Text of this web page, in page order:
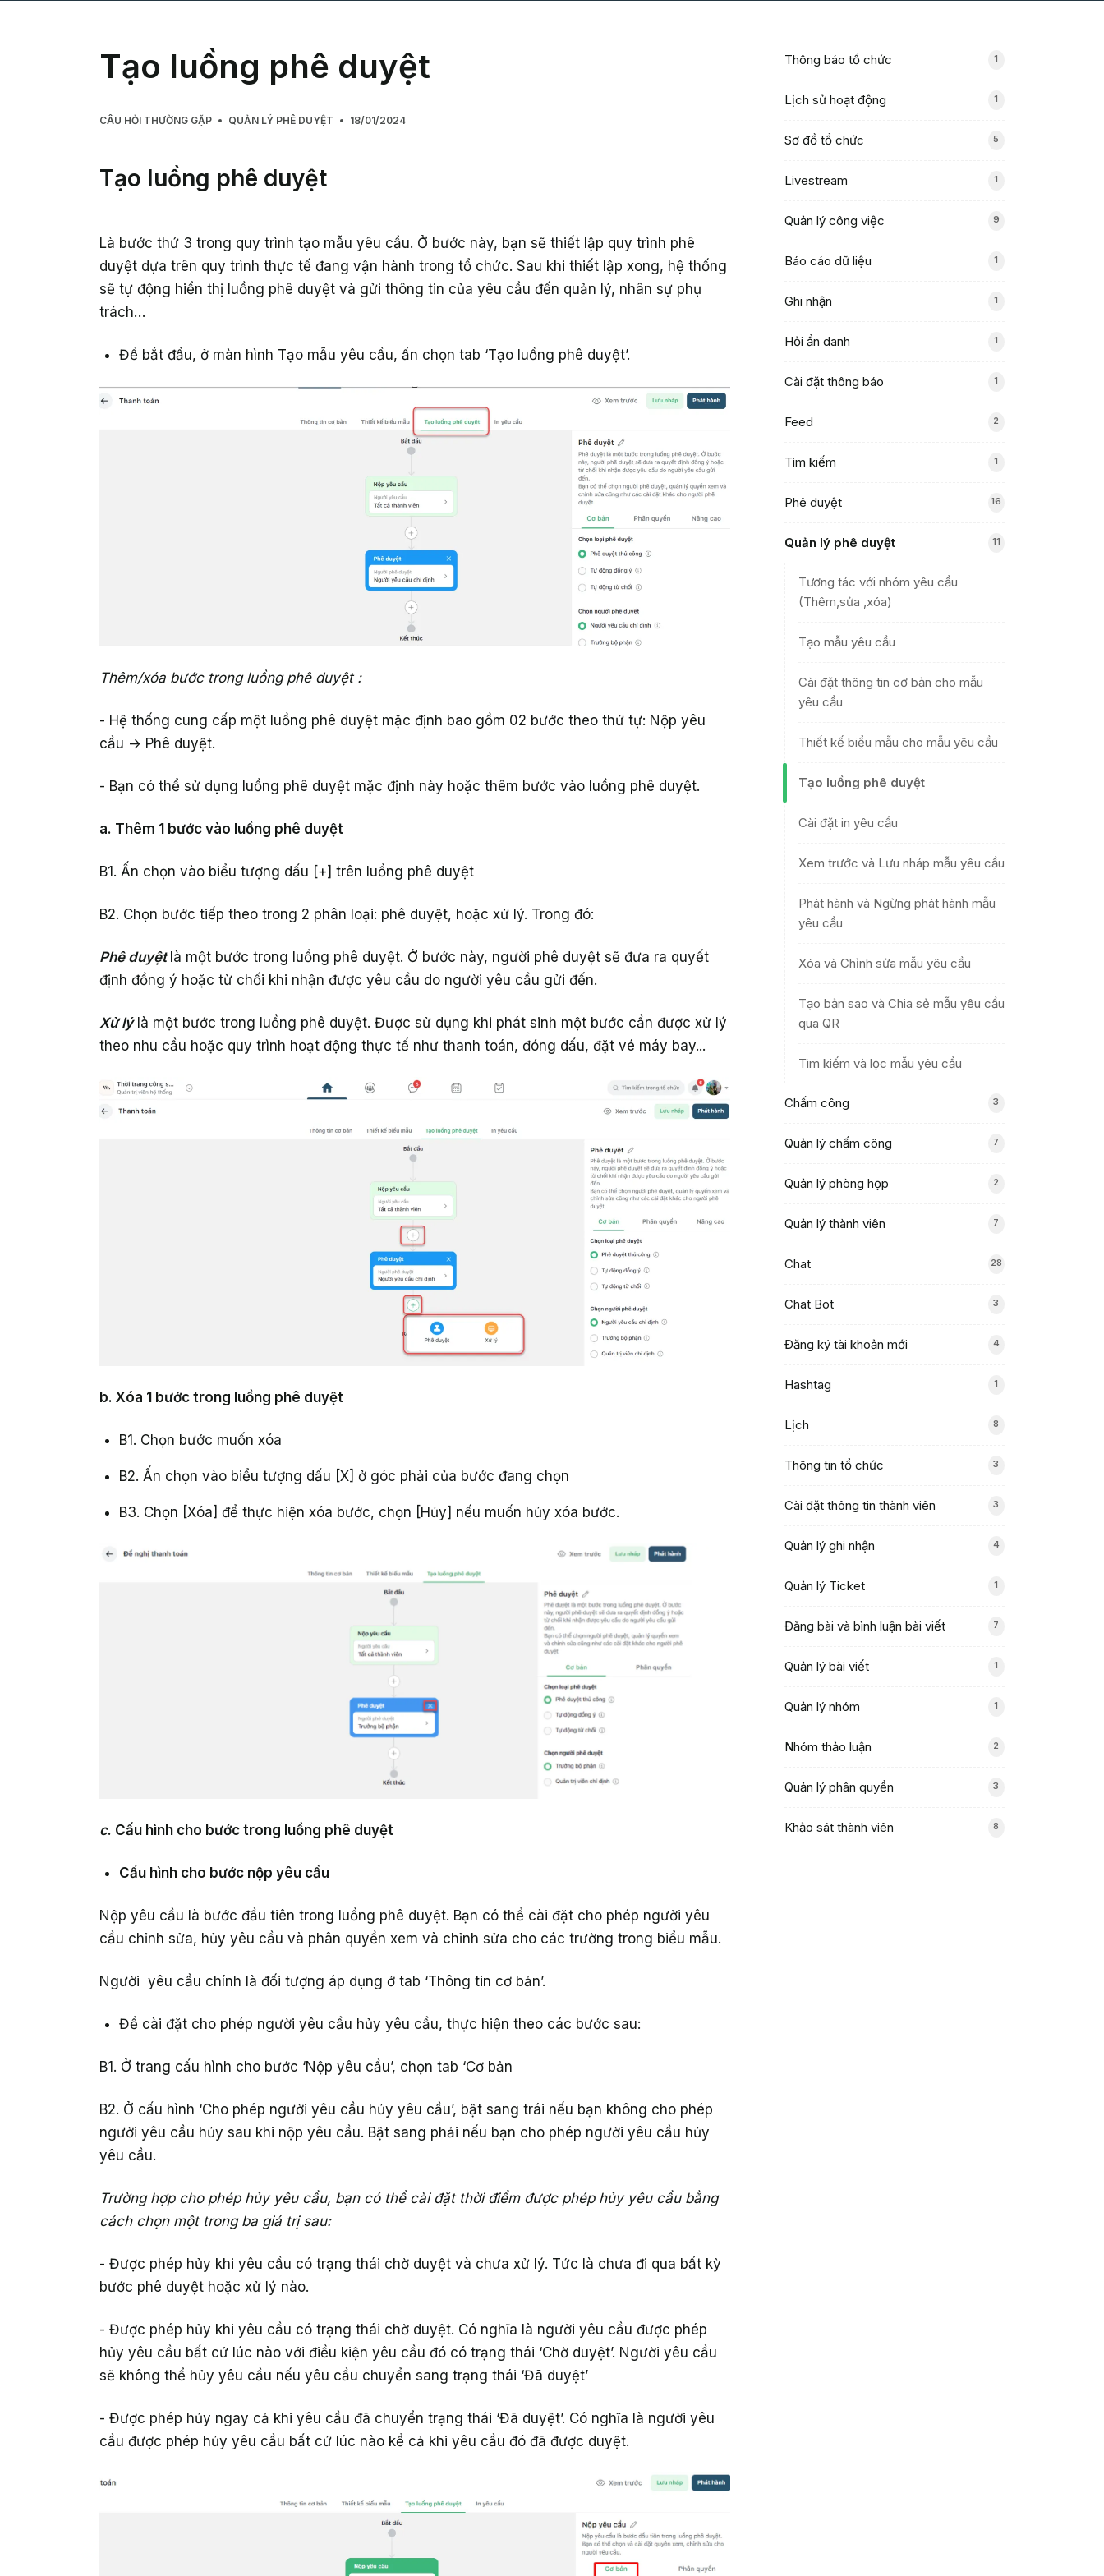
Tạo luồng phê duyệt
CÂU HỎI THƯỜNG GẶP QUẢN LÝ PHÊ DUYỆT 18/01/2024
Tạo luồng phê duyệt
Là bước thứ 3 trong quy trình tạo mẫu yêu cầu. Ở bước này, bạn sẽ thiết lập quy trình phê
duyệt dựa trên quy trình thực tế đang vận hành trong tổ chức. Sau khi thiết lập xong, hệ thống
sẽ tự động hiển thị luồng phê duyệt và gửi thông tin của yêu cầu đến quản lý, nhân sự phụ
trách…
Để bắt đầu, ở màn hình Tạo mẫu yêu cầu, ấn chọn tab ‘Tạo luồng phê duyệt’.
Thêm/xóa bước trong luồng phê duyệt :
- Hệ thống cung cấp một luồng phê duyệt mặc định bao gồm 02 bước theo thứ tự: Nộp yêu
cầu -> Phê duyệt.
- Bạn có thể sử dụng luồng phê duyệt mặc định này hoặc thêm bước vào luồng phê duyệt.
a. Thêm 1 bước vào luồng phê duyệt
B1. Ấn chọn vào biểu tượng dấu [+] trên luồng phê duyệt
B2. Chọn bước tiếp theo trong 2 phân loại: phê duyệt, hoặc xử lý. Trong đó:
Phê duyệt là một bước trong luồng phê duyệt. Ở bước này, người phê duyệt sẽ đưa ra quyết
định đồng ý hoặc từ chối khi nhận được yêu cầu do người yêu cầu gửi đến.
Xử lýlà một bước trong luồng phê duyệt. Được sử dụng khi phát sinh một bước cần được xử lý
theo nhu cầu hoặc quy trình hoạt động thực tế như thanh toán, đóng dấu, đặt vé máy bay...
b. Xóa 1 bước trong luồng phê duyệt
B1. Chọn bước muốn xóa
B2. Ấn chọn vào biểu tượng dấu [X] ở góc phải của bước đang chọn
B3. Chọn [Xóa] để thực hiện xóa bước, chọn [Hủy] nếu muốn hủy xóa bước.
c. Cấu hình cho bước trong luồng phê duyệt
Cấu hình cho bước nộp yêu cầu
Nộp yêu cầu là bước đầu tiên trong luồng phê duyệt. Bạn có thể cài đặt cho phép người yêu
cầu chỉnh sửa, hủy yêu cầu và phân quyền xem và chỉnh sửa cho các trường trong biểu mẫu.
Người yêu cầu chính là đối tượng áp dụng ở tab ‘Thông tin cơ bản’.
Để cài đặt cho phép người yêu cầu hủy yêu cầu, thực hiện theo các bước sau:
B1. Ở trang cấu hình cho bước ‘Nộp yêu cầu’, chọn tab ‘Cơ bản
B2. Ở cấu hình ‘Cho phép người yêu cầu hủy yêu cầu’, bật sang trái nếu bạn không cho phép
người yêu cầu hủy sau khi nộp yêu cầu. Bật sang phải nếu bạn cho phép người yêu cầu hủy
yêu cầu.
Trường hợp cho phép hủy yêu cầu, bạn có thể cài đặt thời điểm được phép hủy yêu cầu bằng
cách chọn một trong ba giá trị sau:
- Được phép hủy khi yêu cầu có trạng thái chờ duyệt và chưa xử lý. Tức là chưa đi qua bất kỳ
bước phê duyệt hoặc xử lý nào.
- Được phép hủy khi yêu cầu có trạng thái chờ duyệt. Có nghĩa là người yêu cầu được phép
hủy yêu cầu bất cứ lúc nào với điều kiện yêu cầu đó có trạng thái ‘Chờ duyệt’. Người yêu cầu
sẽ không thể hủy yêu cầu nếu yêu cầu chuyển sang trạng thái ‘Đã duyệt’
- Được phép hủy ngay cả khi yêu cầu đã chuyển trạng thái ‘Đã duyệt’. Có nghĩa là người yêu
cầu được phép hủy yêu cầu bất cứ lúc nào kể cả khi yêu cầu đó đã được duyệt.
Thông báo tổ chức 1
Lịch sử hoạt động 1
Sơ đồ tổ chức 5
Livestream 1
Quản lý công việc 9
Báo cáo dữ liệu 1
Ghi nhận 1
Hỏi ẩn danh 1
Cài đặt thông báo 1
Feed 2
Tìm kiếm 1
Phê duyệt 16
Quản lý phê duyệt 11
Tương tác với nhóm yêu cầu
(Thêm,sửa ,xóa)
Tạo mẫu yêu cầu
Cài đặt thông tin cơ bản cho mẫu
yêu cầu
Thiết kế biểu mẫu cho mẫu yêu cầu
Tạo luồng phê duyệt
Cài đặt in yêu cầu
Xem trước và Lưu nháp mẫu yêu cầu
Phát hành và Ngừng phát hành mẫu
yêu cầu
Xóa và Chỉnh sửa mẫu yêu cầu
Tạo bản sao và Chia sẻ mẫu yêu cầu
qua QR
Tìm kiếm và lọc mẫu yêu cầu
Chấm công 3
Quản lý chấm công 7
Quản lý phòng họp 2
Quản lý thành viên 7
Chat 28
Chat Bot 3
Đăng ký tài khoản mới 4
Hashtag 1
Lịch 8
Thông tin tổ chức 3
Cài đặt thông tin thành viên 3
Quản lý ghi nhận 4
Quản lý Ticket 1
Đăng bài và bình luận bài viết 7
Quản lý bài viết 1
Quản lý nhóm 1
Nhóm thảo luận 2
Quản lý phân quyền 3
Khảo sát thành viên 8